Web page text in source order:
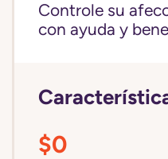
Controle su
con ayuda y
$0